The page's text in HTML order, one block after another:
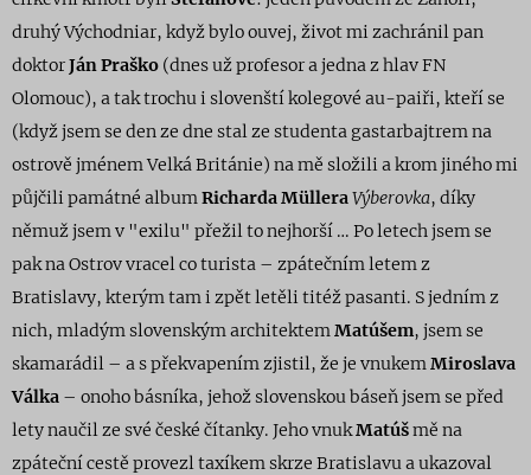
druhý Východniar, když bylo ouvej, život mi zachránil pan
doktorJán Praško (dnes už profesora jedna z hlav FN
Olomouc), a tak trochu i slovenští kolegové au-paiři, kteří se
(když jsem se den ze dne stal ze studenta gastarbajtrem na
ostrově jménem Velká Británie) na mě složili a krom jiného mi
půjčili památné albumRicharda MülleraVýberovka, díky
němuž jsem v "exilu" přežil to nejhorší … Po letech jsem se
pakna Ostrov vracel co turista – zpátečním letem z
Bratislavy, kterým tam i zpět letěli titéž pasanti. S jedním z
nich, mladým slovenským architektemMatúšem, jsem se
skamarádil – a s překvapením zjistil, že je vnukemMiroslava
Válka – onoho básníka, jehož slovenskou báseň jsem se před
lety naučil ze své české čítanky. Jeho vnukMatúšmě na
zpáteční cestě provezl taxíkem skrze Bratislavu a ukazoval